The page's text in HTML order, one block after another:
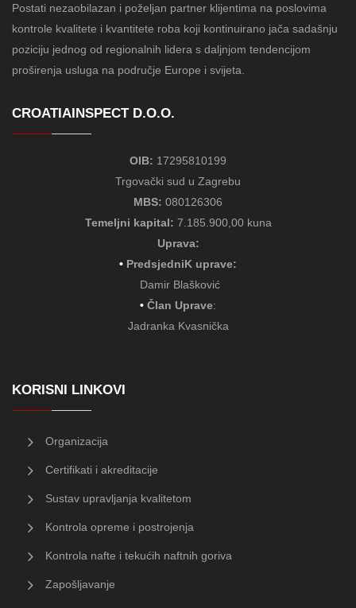
Postati nezaobilazan i poželjan partner klijentima na poslovima
kontrole kvalitete i kvantitete roba koji kontinuirano jača sadašnju
poziciju jednog od regionalnih lidera s daljnjom tendencijom
proširenja usluga na područje Europe i svijeta.
CROATIAINSPECT D.O.O.
OIB: 17295810199
Trgovački sud u Zagrebu
MBS: 080126306
Temeljni kapital: 7.185.900,00 kuna
Uprava:
• PredsjedniK uprave:
Damir Blašković
• Član Uprave:
Jadranka Kvasnička
KORISNI LINKOVI
Organizacija
Certifikati i akreditacije
Sustav upravljanja kvalitetom
Kontrola opreme i postrojenja
Kontrola nafte i tekućih naftnih goriva
Zapošljavanje